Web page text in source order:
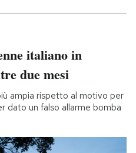
italiano in
due mesi
ampia rispetto al motivo per
dato un falso allarme bomba